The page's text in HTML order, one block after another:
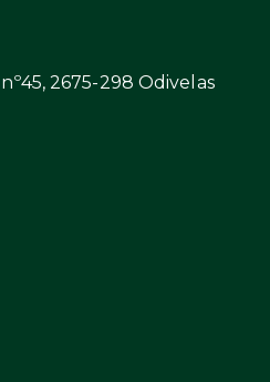
2675-298 Odivelas